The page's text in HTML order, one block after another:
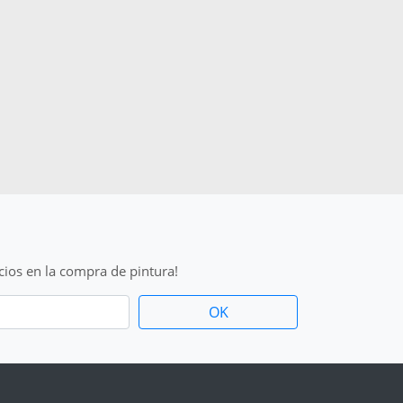
en la compra de pintura!